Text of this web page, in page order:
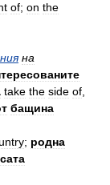
of; on the
на
take the side of
бащина
; родна